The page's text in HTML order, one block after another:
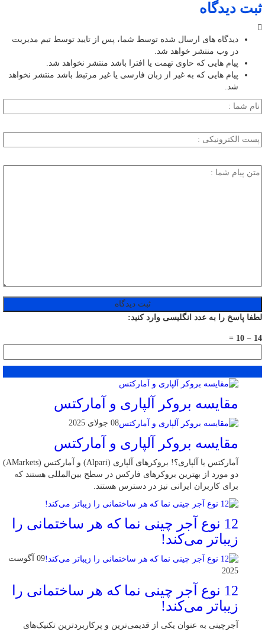
ثبت دیدگاه
دیدگاه های ارسال شده توسط شما، پس از تایید توسط تیم مدیریت
در وب منتشر خواهد شد.
پیام هایی که حاوی تهمت یا افترا باشد منتشر نخواهد شد.
پیام هایی که به غیر از زبان فارسی یا غیر مرتبط باشد منتشر نخواهد
شد.
لطفا پاسخ را به عدد انگلیسی وارد کنید:
14 − 10 =
مقایسه بروکر آلپاری و آمارکتس
08 جولای 2025
مقایسه بروکر آلپاری و آمارکتس
آمارکتس یا آلپاری؟! بروکرهای آلپاری (Alpari) و آمارکتس (AMarkets)
دو مورد از بهترین بروکرهای فارکس در سطح بین‌المللی هستند که
برای کاربران ایرانی نیز در دسترس هستند.
12 نوع آجر چینی نما که هر ساختمانی را
زیباتر می‌کند!
09 آگوست
2025
12 نوع آجر چینی نما که هر ساختمانی را
زیباتر می‌کند!
آجرچینی به عنوان یکی از قدیمی‌ترین و پرکاربردترین تکنیک‌های